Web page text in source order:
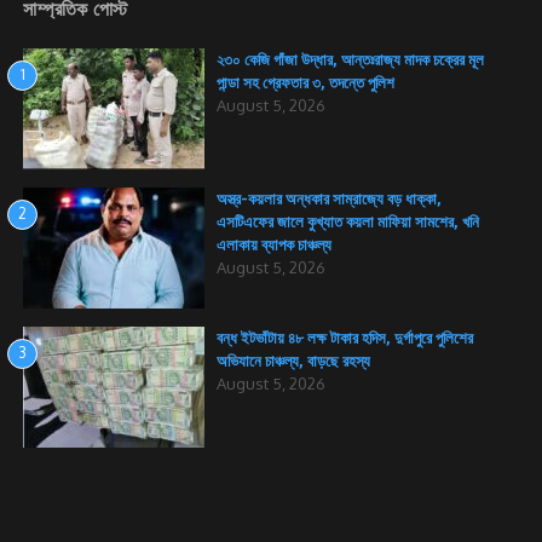
সাম্প্রতিক পোস্ট
1
২৩০ কেজি গাঁজা উদ্ধার, আন্তঃরাজ্য মাদক চক্রের মূল
পান্ডা সহ গ্রেফতার ৩, তদন্তে পুলিশ
August 5, 2026
2
অস্ত্র-কয়লার অন্ধকার সাম্রাজ্যে বড় ধাক্কা,
এসটিএফের জালে কুখ্যাত কয়লা মাফিয়া সামশের, খনি
এলাকায় ব্যাপক চাঞ্চল্য
August 5, 2026
3
বন্ধ ইটভাঁটায় ৪৮ লক্ষ টাকার হদিস, দুর্গাপুরে পুলিশের
অভিযানে চাঞ্চল্য, বাড়ছে রহস্য
August 5, 2026